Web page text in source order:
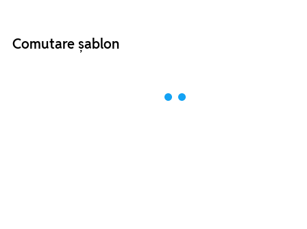
Comutare șablon